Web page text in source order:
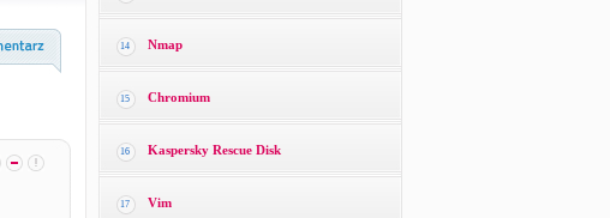
14 Nmap
15 Chromium
16 Kaspersky Rescue Disk
17 Vim